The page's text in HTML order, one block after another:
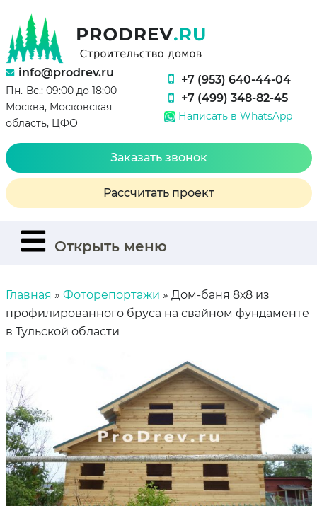
info@prodrev.ru
Пн.-Вс.: 09:00 до 18:00
Москва, Московская
область, ЦФО
+7 (953) 640-44-04
+7 (499) 348-82-45
Написать в WhatsApp
Заказать звонок
Рассчитать проект
Открыть меню
Главная » Фоторепортажи » Дом-баня 8х8 из
профилированного бруса на свайном фундаменте
в Тульской области